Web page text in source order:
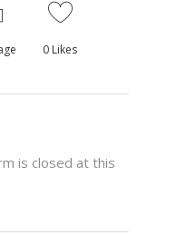
0 Likes
is closed at this